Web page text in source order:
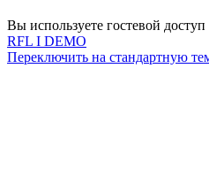
Вы используете гостевой доступ
RFL I DEMO
Переключить на стандартную